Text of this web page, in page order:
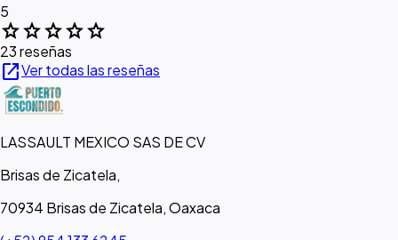
5
starstarstarstarstar
23 reseñas
open_in_newVer todas las reseñas
LASSAULT MEXICO SAS DE CV
Brisas de Zicatela,
70934 Brisas de Zicatela, Oaxaca